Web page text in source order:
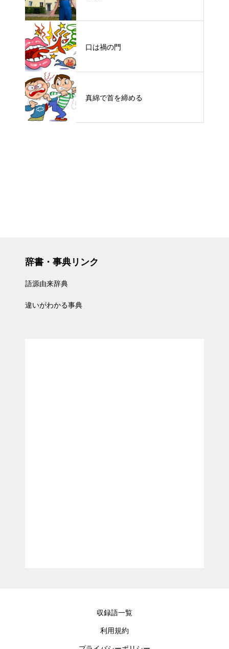
口は禍の門
真綿で首を締める
辞書・事典リンク
語源由来辞典
違いがわかる事典
収録語一覧
利用規約